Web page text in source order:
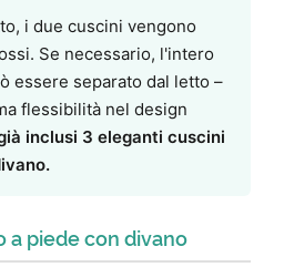
i due cuscini vengono
Se necessario, l'intero
essere separato dal letto –
flessibilità nel design
inclusi 3 eleganti cuscini
a piede con divano